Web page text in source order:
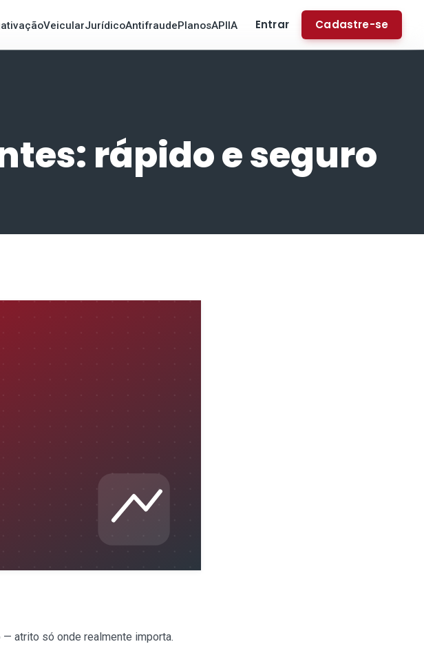
VeicularJurídicoAntifraudePlanosAPIIA Entrar Cadastre-se
rápido e seguro
atrito só onde realmente importa.